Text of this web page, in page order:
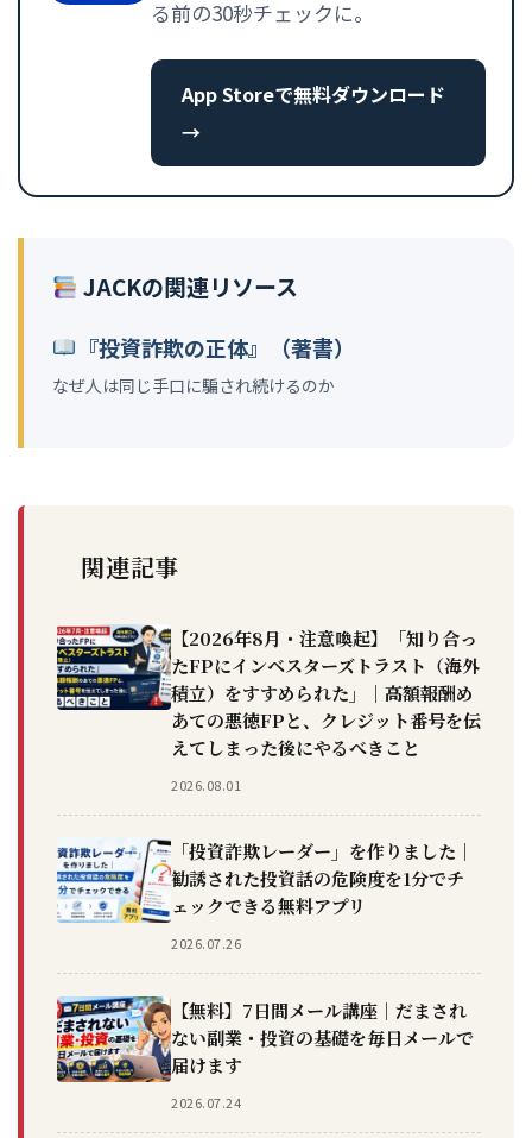
る前の30秒チェックに。
App Storeで無料ダウンロード
→
JACKの関連リソース
『投資詐欺の正体』（著書）
なぜ人は同じ手口に騙され続けるのか
関連記事
【2026年8月・注意喚起】「知り合っ
たFPにインベスターズトラスト（海外
積立）をすすめられた」｜高額報酬め
あての悪徳FPと、クレジット番号を伝
えてしまった後にやるべきこと
2026.08.01
「投資詐欺レーダー」を作りました｜
勧誘された投資話の危険度を1分でチ
ェックできる無料アプリ
2026.07.26
【無料】7日間メール講座｜だまされ
ない副業・投資の基礎を毎日メールで
届けます
2026.07.24